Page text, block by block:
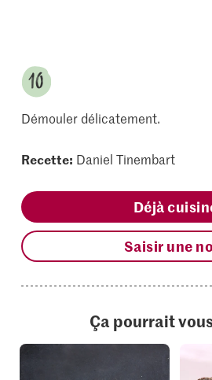
Démouler délicatement.
Recette: Daniel Tinembart
Déjà
Saisir une
Ça pourrait